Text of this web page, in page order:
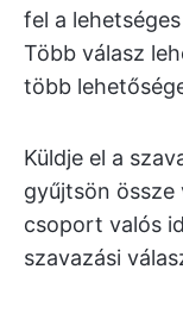
fel a
Több válasz
több
Küldje el a
gyűjtsön
csoport valós
szavazási